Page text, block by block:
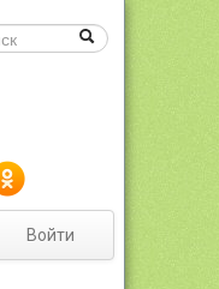
Войти